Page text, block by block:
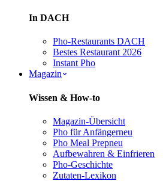
In DACH
Pho-Restaurants DACH
Bestes Restaurant 2026
Instant Pho
Magazin
Wissen & How-to
Magazin-Übersicht
Pho für Anfängerneu
Pho Meal Prepneu
Aufbewahren & Einfrieren
Pho-Geschichte
Zutaten-Lexikon